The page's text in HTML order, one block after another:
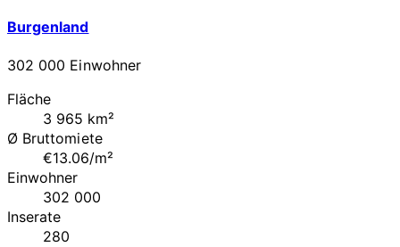
Burgenland
302 000 Einwohner
Fläche
3 965 km²
Ø Bruttomiete
€13.06/m²
Einwohner
302 000
Inserate
280